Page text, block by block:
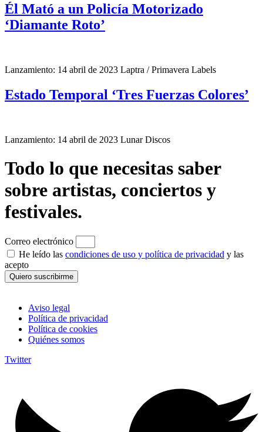
Él Mató a un Policía Motorizado
‘Diamante Roto’
Lanzamiento: 14 abril de 2023 Laptra / Primavera Labels
Estado Temporal ‘Tres Fuerzas Colores’
Lanzamiento: 14 abril de 2023 Lunar Discos
Todo lo que necesitas saber
sobre artistas, conciertos y
festivales.
Correo electrónico
He leído las condiciones de uso y política de privacidad y las
acepto
Quiero suscribirme
Aviso legal
Política de privacidad
Política de cookies
Quiénes somos
Twitter